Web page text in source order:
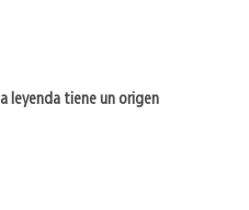
leyenda tiene un origen